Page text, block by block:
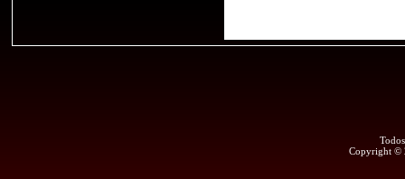
Copyright ©